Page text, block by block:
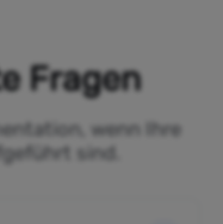
Fragen
wenn Ihre
sind.